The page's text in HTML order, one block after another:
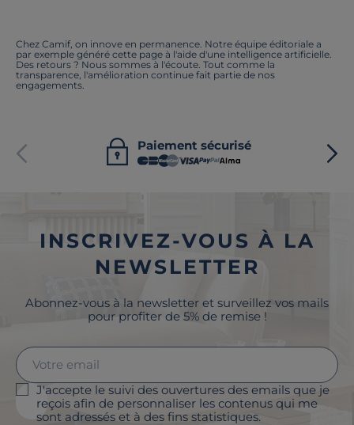
Chez Camif, on innove en permanence. Notre équipe éditoriale a
par exemple généré cette page à l'aide d'une intelligence artificielle.
Des retours ? Nous sommes à l'écoute. Tout comme la
transparence, l'amélioration continue fait partie de nos
engagements.
Paiement sécurisé
INSCRIVEZ-VOUS À LA
NEWSLETTER
Abonnez-vous à la newsletter et surveillez vos mails
pour profiter de 5% de remise !
J'accepte le suivi des ouvertures des emails que je
reçois afin de personnaliser les contenus qui me
sont adressés et à des fins statistiques.